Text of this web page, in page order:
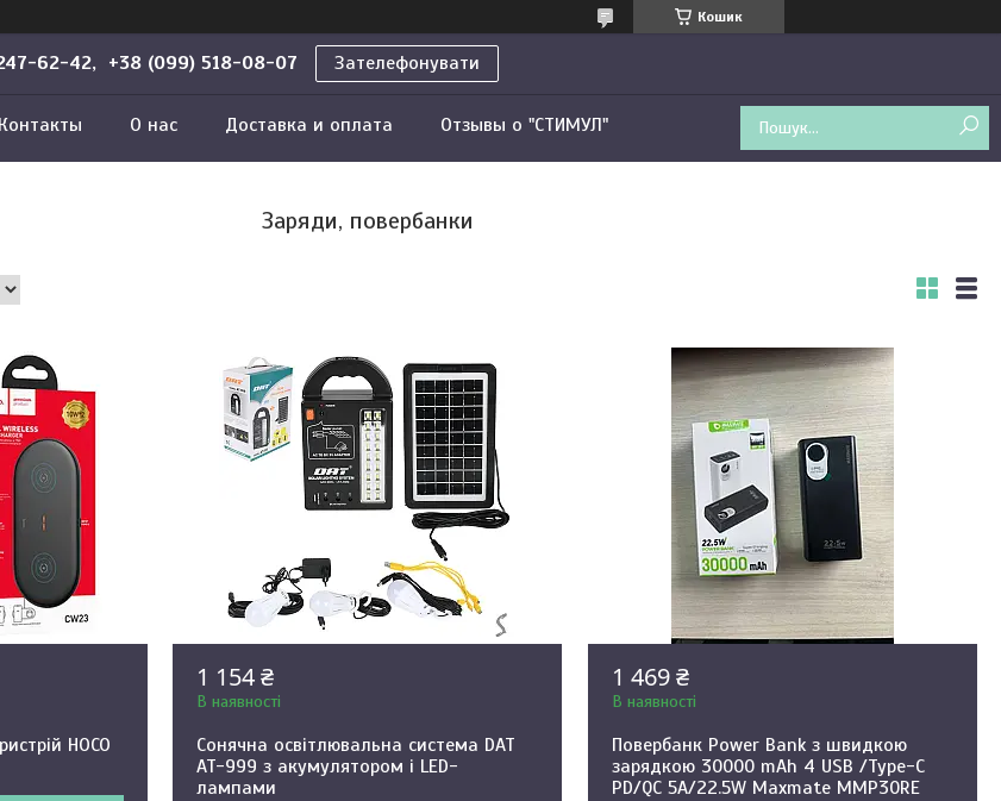
Кошик
62-42, +38 (099) 518-08-07 Зателефонувати
Контакты О нас Доставка и оплата Отзывы о "СТИМУЛ"
Заряди, повербанки
HOCO
1 154 ₴
В наявності
Сонячна освітлювальна система DAT
AT-999 з акумулятором і LED-
лампами
1 469 ₴
В наявності
Повербанк Power Bank з швидкою
зарядкою 30000 mAh 4 USB /Type-C
PD/QC 5A/22.5W Maxmate MMP30RE